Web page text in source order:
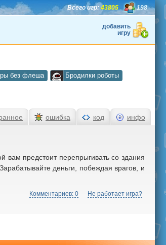
198
Всего игр:43805
добавить
игру
без флеша
Бродилки роботы
вам предстоит перепрыгивать со здания
деньги, побеждая врагов, и
Комментариев: 0 Не работает игра?
ошибка код инфо